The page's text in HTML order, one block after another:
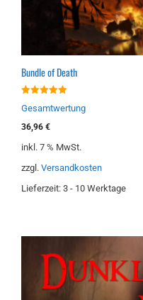
Bundle of Death
von 5
Gesamtwertung
36,96 €
inkl. 7 % MwSt.
zzgl. Versandkosten
Lieferzeit: 3 - 10 Werktage